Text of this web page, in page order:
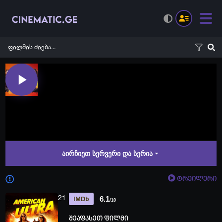
აირჩიეთ სერვერი და სერია
ტრეილერი
IMDb 6.1/10
შეაფასეთ ფილმი
21